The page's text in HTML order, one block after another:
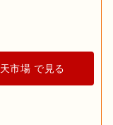
市場 で見る